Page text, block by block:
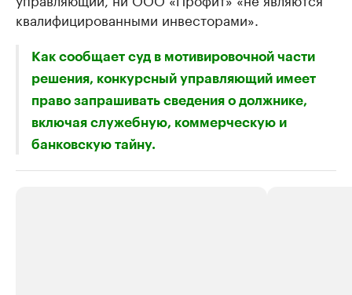
квалифицированными инвесторами».
Как сообщает суд в мотивировочной части
решения, конкурсный управляющий имеет
право запрашивать сведения о должнике,
включая служебную, коммерческую и
банковскую тайну.